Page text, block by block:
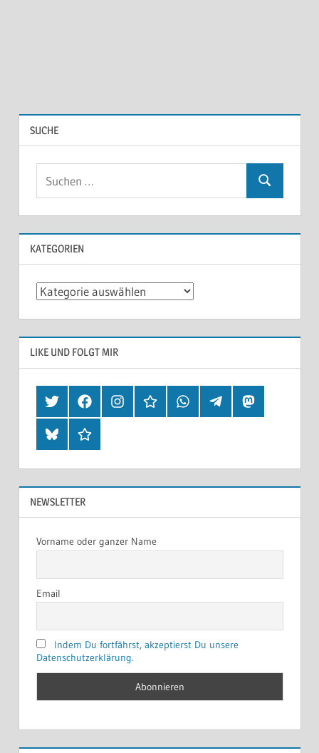
SUCHE
KATEGORIEN
Kategorien
LIKE UND FOLGT MIR
TwitterFacebookInstagramHearthisWhatsappTelegramMastodon
BlueskyThreads
NEWSLETTER
Vorname oder ganzer Name
Email
Indem Du fortfährst, akzeptierst Du unsere
Datenschutzerklärung.